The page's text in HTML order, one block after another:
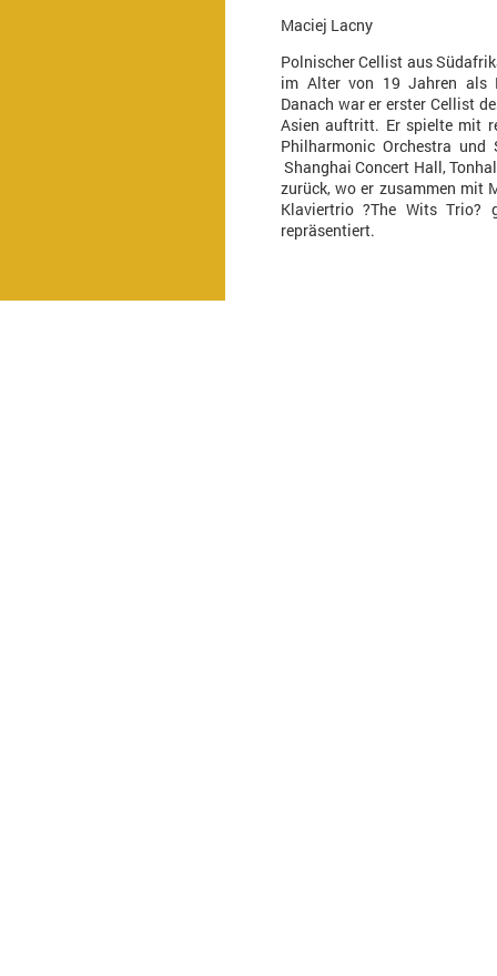
Maciej Lacny
Polnischer Cellist aus
im Alter von 19 Jahren als
Danach war er erster Cellist
Asien auftritt. Er spielte mit
Philharmonic Orchestra
Shanghai Concert Hall,
zurück, wo er zusammen mit
Klaviertrio ?The Wits Trio?
repräsentiert.